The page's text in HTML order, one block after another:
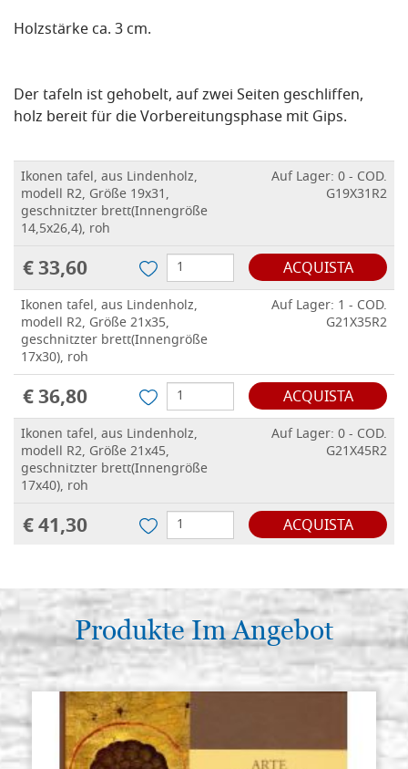
Holzstärke ca. 3 cm.
Der tafeln ist gehobelt, auf zwei Seiten geschliffen,
holz bereit für die Vorbereitungsphase mit Gips.
Ikonen tafel, aus Lindenholz,
modell R2, Größe 19x31,
geschnitzter brett(Innengröße
14,5x26,4), roh
Auf Lager: 0 - COD.
G19X31R2
€ 33,60 ACQUISTA
Ikonen tafel, aus Lindenholz,
modell R2, Größe 21x35,
geschnitzter brett(Innengröße
17x30), roh
Auf Lager: 1 - COD.
G21X35R2
€ 36,80 ACQUISTA
Ikonen tafel, aus Lindenholz,
modell R2, Größe 21x45,
geschnitzter brett(Innengröße
17x40), roh
Auf Lager: 0 - COD.
G21X45R2
€ 41,30 ACQUISTA
Produkte Im Angebot